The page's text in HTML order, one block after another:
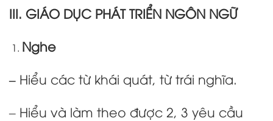
III. GIÁO DỤC PHÁT TRIỂN NGÔN NGỮ
Nghe
– Hiểu các từ khái quát, từ trái nghĩa.
– Hiểu và làm theo được 2, 3 yêu cầu